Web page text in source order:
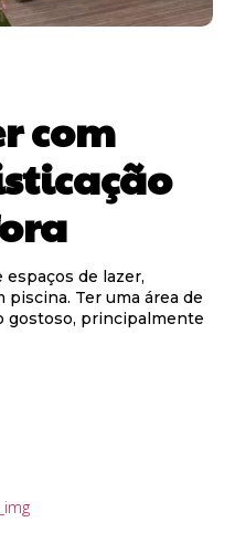
com
de lazer,
Ter uma área de
gostoso, principalmente